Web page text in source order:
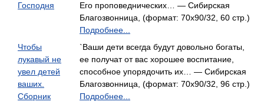
Господня
Его проповеднических… — Сибирская
Благозвонница, (формат: 70x90/32, 60 стр.)
Подробнее...
Чтобы
лукавый не
увел детей
ваших.
Сборник
`Ваши дети всегда будут довольно богаты,
ее получат от вас хорошее воспитание,
способное упорядочить их… — Сибирская
Благозвонница, (формат: 70x90/32, 96 стр.)
Подробнее...